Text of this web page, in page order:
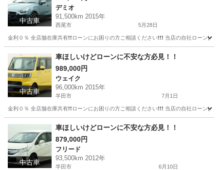
中古車
デミオ
91,500km 2015年
西尾市 5月28日
金利０％ 全店舗在庫共有❗️❗️ローンにお困りの方ご相談ください❗️❗️❗️ 当店の自社ロ
デミオ コンパクトカー
中古車
車ほしいけどローンに不安な方必見！！
989,000円
ウェイク
96,000km 2015年
半田市 7月1日
金利０％ 全店舗在庫共有❗️❗️ローンにお困りの方ご相談ください❗️❗️❗️ 当店の自社ロ
愛知 半田市 ウェイク ローン
中古車
車ほしいけどローンに不安な方必見！！
879,000円
フリード
93,500km 2012年
半田市 6月10日